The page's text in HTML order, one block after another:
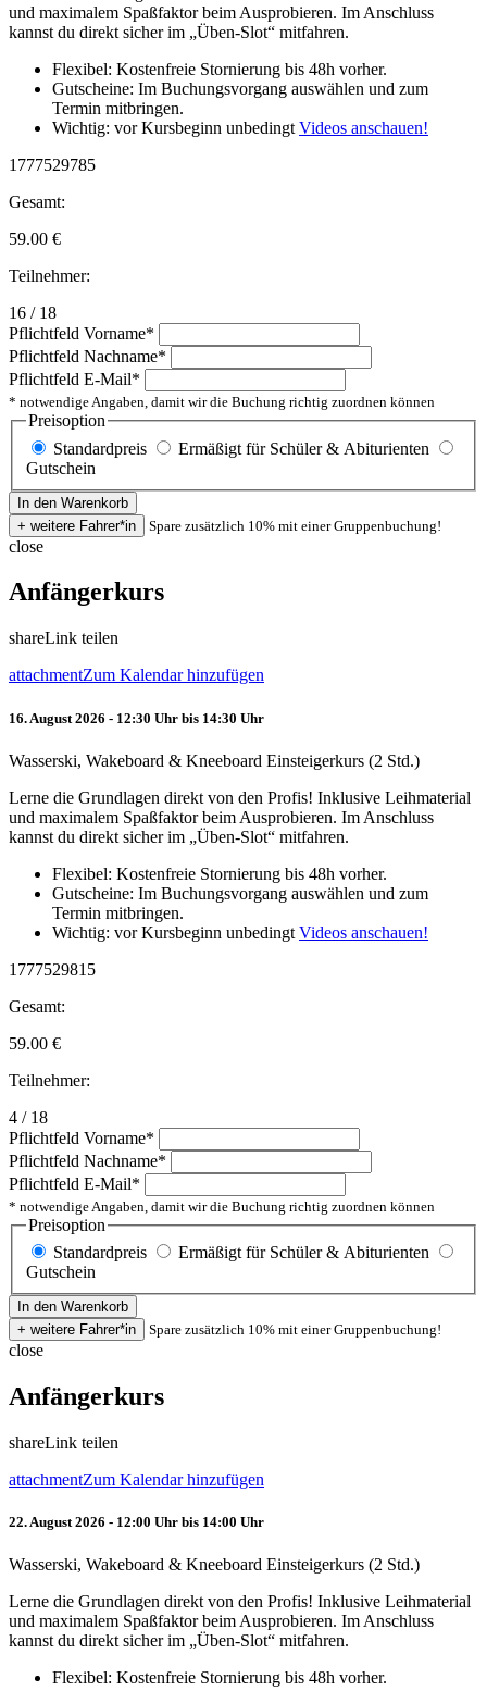
und maximalem Spaßfaktor beim Ausprobieren. Im Anschluss
kannst du direkt sicher im „Üben-Slot“ mitfahren.
Flexibel: Kostenfreie Stornierung bis 48h vorher.
Gutscheine: Im Buchungsvorgang auswählen und zum
Termin mitbringen.
Wichtig: vor Kursbeginn unbedingt Videos anschauen!
1777529785
Gesamt:
59.00 €
Teilnehmer:
16 / 18
Pflichtfeld Vorname*
Pflichtfeld Nachname*
Pflichtfeld E-Mail*
* notwendige Angaben, damit wir die Buchung richtig zuordnen können
Preisoption
Standardpreis
Ermäßigt für Schüler & Abiturienten
Gutschein
Spare zusätzlich 10% mit einer Gruppenbuchung!
close
Anfängerkurs
shareLink teilen
attachmentZum Kalendar hinzufügen
16. August 2026 - 12:30 Uhr bis 14:30 Uhr
Wasserski, Wakeboard & Kneeboard Einsteigerkurs (2 Std.)
Lerne die Grundlagen direkt von den Profis! Inklusive Leihmaterial
und maximalem Spaßfaktor beim Ausprobieren. Im Anschluss
kannst du direkt sicher im „Üben-Slot“ mitfahren.
Flexibel: Kostenfreie Stornierung bis 48h vorher.
Gutscheine: Im Buchungsvorgang auswählen und zum
Termin mitbringen.
Wichtig: vor Kursbeginn unbedingt Videos anschauen!
1777529815
Gesamt:
59.00 €
Teilnehmer:
4 / 18
Pflichtfeld Vorname*
Pflichtfeld Nachname*
Pflichtfeld E-Mail*
* notwendige Angaben, damit wir die Buchung richtig zuordnen können
Preisoption
Standardpreis
Ermäßigt für Schüler & Abiturienten
Gutschein
Spare zusätzlich 10% mit einer Gruppenbuchung!
close
Anfängerkurs
shareLink teilen
attachmentZum Kalendar hinzufügen
22. August 2026 - 12:00 Uhr bis 14:00 Uhr
Wasserski, Wakeboard & Kneeboard Einsteigerkurs (2 Std.)
Lerne die Grundlagen direkt von den Profis! Inklusive Leihmaterial
und maximalem Spaßfaktor beim Ausprobieren. Im Anschluss
kannst du direkt sicher im „Üben-Slot“ mitfahren.
Flexibel: Kostenfreie Stornierung bis 48h vorher.